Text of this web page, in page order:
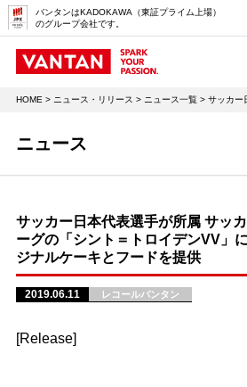
バンタンはKADOKAWA（東証プライム上場）
のグループ会社です。
HOME > ニュース・リリース > ニュース一覧 > サッカー日本代表選手が所属 サッカ
ニュース
サッカー日本代表選手が所属 サッ
ーグの「シント＝トロイデンVV」
ジナルケーキとフードを提供
2019.06.11 レコールバンタン
[Release]